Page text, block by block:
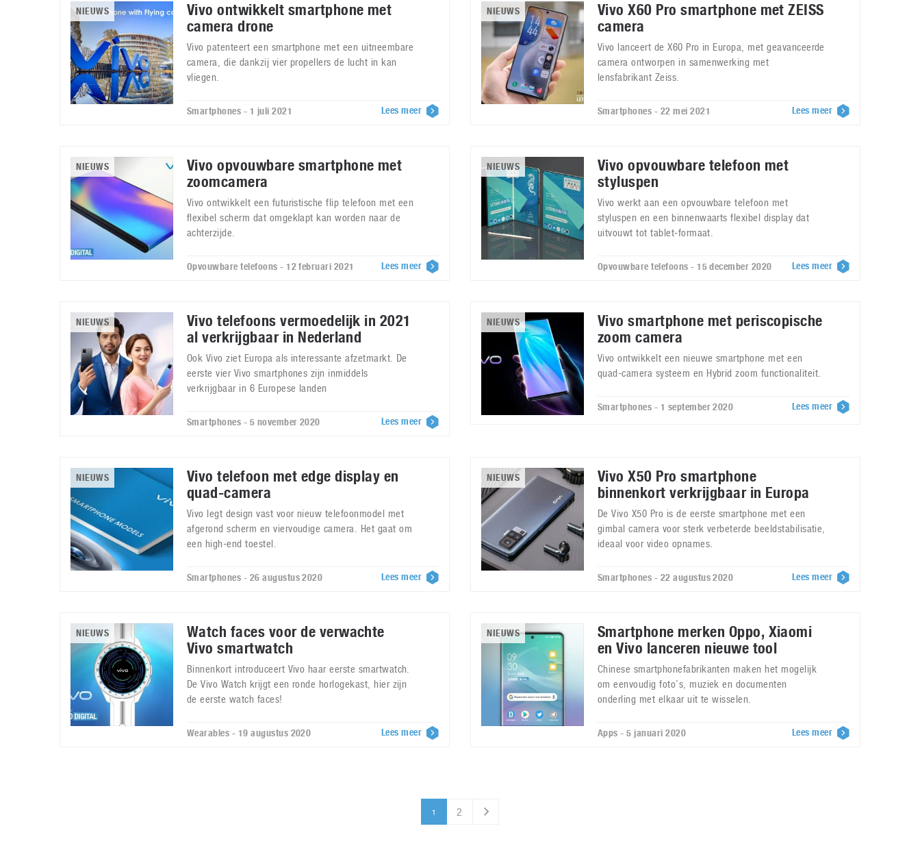
NIEUWS
Vivo ontwikkelt smartphone met
camera drone
Vivo patenteert een smartphone met een uitneembare
camera, die dankzij vier propellers de lucht in kan
vliegen.
Smartphones - 1 juli 2021 Lees meer
NIEUWS
Vivo X60 Pro smartphone met ZEISS
camera
Vivo lanceert de X60 Pro in Europa, met geavanceerde
camera ontworpen in samenwerking met
lensfabrikant Zeiss.
Smartphones - 22 mei 2021 Lees meer
NIEUWS
Vivo opvouwbare smartphone met
zoomcamera
Vivo ontwikkelt een futuristische flip telefoon met een
flexibel scherm dat omgeklapt kan worden naar de
achterzijde.
Opvouwbare telefoons - 12 februari 2021 Lees meer
NIEUWS
Vivo opvouwbare telefoon met
styluspen
Vivo werkt aan een opvouwbare telefoon met
styluspen en een binnenwaarts flexibel display dat
uitvouwt tot tablet-formaat.
Opvouwbare telefoons - 15 december 2020 Lees meer
NIEUWS
Vivo telefoons vermoedelijk in 2021
al verkrijgbaar in Nederland
Ook Vivo ziet Europa als interessante afzetmarkt. De
eerste vier Vivo smartphones zijn inmiddels
verkrijgbaar in 6 Europese landen
Smartphones - 5 november 2020 Lees meer
NIEUWS
Vivo smartphone met periscopische
zoom camera
Vivo ontwikkelt een nieuwe smartphone met een
quad-camera systeem en Hybrid zoom functionaliteit.
Smartphones - 1 september 2020 Lees meer
NIEUWS
Vivo telefoon met edge display en
quad-camera
Vivo legt design vast voor nieuw telefoonmodel met
afgerond scherm en viervoudige camera. Het gaat om
een high-end toestel.
Smartphones - 26 augustus 2020 Lees meer
NIEUWS
Vivo X50 Pro smartphone
binnenkort verkrijgbaar in Europa
De Vivo X50 Pro is de eerste smartphone met een
gimbal camera voor sterk verbeterde beeldstabilisatie,
ideaal voor video opnames.
Smartphones - 22 augustus 2020 Lees meer
NIEUWS
Watch faces voor de verwachte
Vivo smartwatch
Binnenkort introduceert Vivo haar eerste smartwatch.
De Vivo Watch krijgt een ronde horlogekast, hier zijn
de eerste watch faces!
Wearables - 19 augustus 2020 Lees meer
NIEUWS
Smartphone merken Oppo, Xiaomi
en Vivo lanceren nieuwe tool
Chinese smartphonefabrikanten maken het mogelijk
om eenvoudig foto’s, muziek en documenten
onderling met elkaar uit te wisselen.
Apps - 5 januari 2020 Lees meer
1 2